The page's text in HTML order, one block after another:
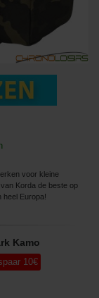
voor kleine
Korda de beste op
heel Europa!
Kamo
10€